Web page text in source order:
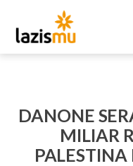
DANONE
MILIAR